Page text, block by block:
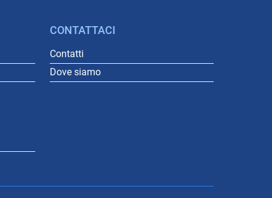
CONTATTACI
Contatti
Dove siamo